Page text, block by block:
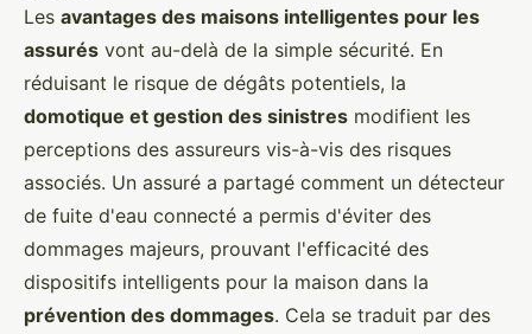
Les avantages des maisons intelligentes pour les
assurés vont au-delà de la simple sécurité. En
réduisant le risque de dégâts potentiels, la
domotique et gestion des sinistres modifient les
perceptions des assureurs vis-à-vis des risques
associés. Un assuré a partagé comment un détecteur
de fuite d'eau connecté a permis d'éviter des
dommages majeurs, prouvant l'efficacité des
dispositifs intelligents pour la maison dans la
prévention des dommages. Cela se traduit par des